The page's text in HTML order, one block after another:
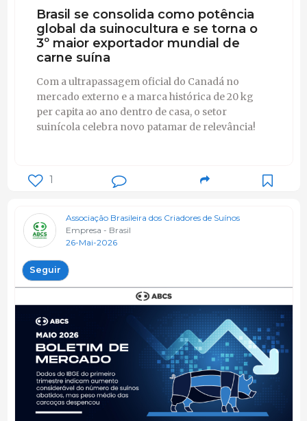
Brasil se consolida como potência
global da suinocultura e se torna o
3º maior exportador mundial de
carne suína
Com a ultrapassagem oficial do Canadá no
mercado externo e a marca histórica de 20 kg
per capita ao ano dentro de casa, o setor
suinícola celebra novo patamar de relevância!
1
Associação Brasileira dos Criadores de Suínos
Empresa - Brasil
26-Mai-2026
Seguir